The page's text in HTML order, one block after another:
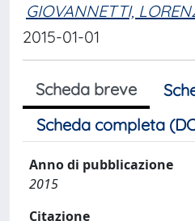
GIOVANNETTI,
2015-01-01
Scheda breve
Scheda completa
Anno di pubblicazione
2015
Citazione